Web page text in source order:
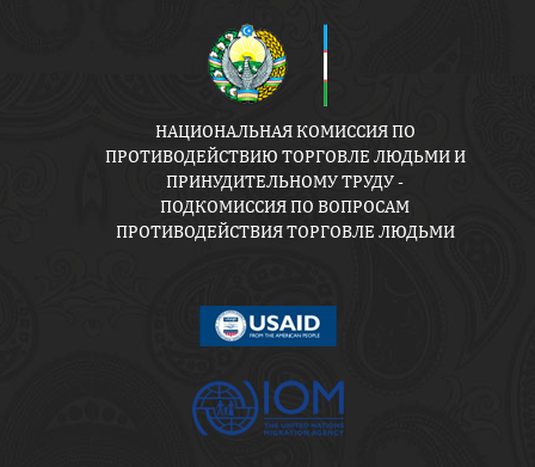
НАЦИОНАЛЬНАЯ КОМИССИЯ ПО
ПРОТИВОДЕЙСТВИЮ ТОРГОВЛЕ ЛЮДЬМИ И
ПРИНУДИТЕЛЬНОМУ ТРУДУ -
ПОДКОМИССИЯ ПО ВОПРОСАМ
ПРОТИВОДЕЙСТВИЯ ТОРГОВЛЕ ЛЮДЬМИ